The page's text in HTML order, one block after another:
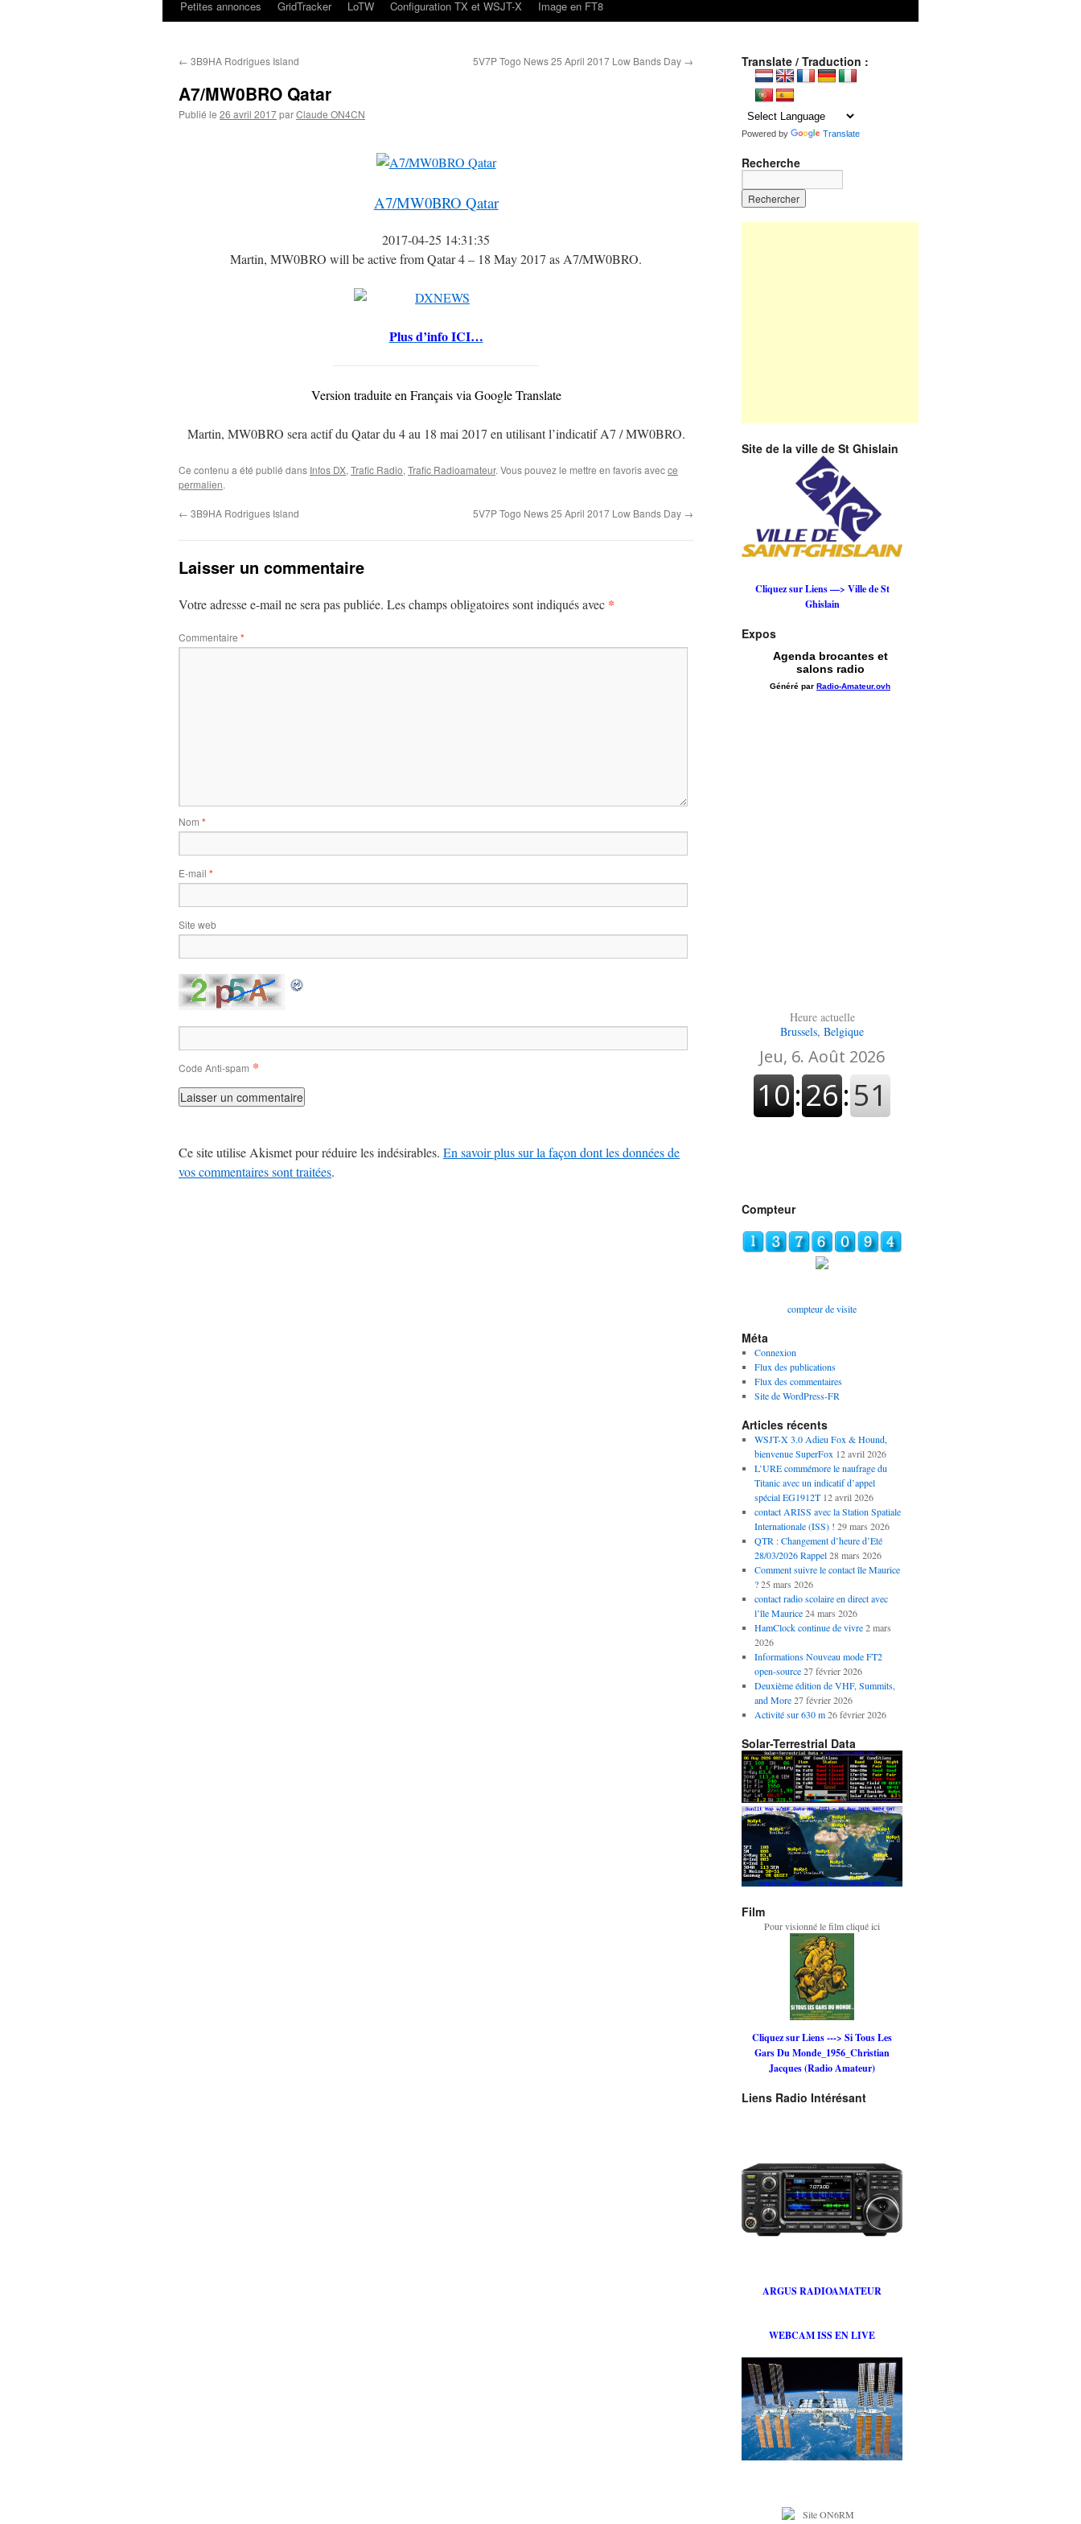
Petites annonces
GridTracker LoTW Configuration TX et WSJT-X Image en FT8
← 3B9HA Rodrigues Island 5V7P Togo News 25 April 2017 Low Bands Day →
A7/MW0BRO Qatar
Publié le 26 avril 2017parClaude ON4CN
A7/MW0BRO Qatar
2017-04-25 14:31:35
Martin, MW0BRO will be active from Qatar 4 – 18 May 2017 as A7/MW0BRO.
Plus d’info ICI…
Version traduite en Français via Google Translate
Martin, MW0BRO sera actif du Qatar du 4 au 18 mai 2017 en utilisant l’indicatif A7 / MW0BRO.
Ce contenu a été publié dans Infos DX, Trafic Radio, Trafic Radioamateur. Vous pouvez le mettre en favoris avecce
permalien.
← 3B9HA Rodrigues Island 5V7P Togo News 25 April 2017 Low Bands Day →
Laisser un commentaire
Votre adresse e-mail ne sera pas publiée. Les champs obligatoires sont indiqués avec *
Commentaire *
Nom *
E-mail *
Site web
Code Anti-spam *
Ce site utilise Akismet pour réduire les indésirables. En savoir plus sur la façon dont les données de
vos commentaires sont traitées.
Translate / Traduction :
Powered by Translate
Recherche
Site de la ville de St Ghislain
Cliquez sur Liens —> Ville de St
Ghislain
Expos
Heure actuelle
Brussels, Belgique
Compteur
compteur de visite
Méta
Connexion
Flux des publications
Flux des commentaires
Site de WordPress-FR
Articles récents
WSJT-X 3.0 Adieu Fox & Hound,
bienvenue SuperFox 12 avril 2026
L’URE commémore le naufrage du
Titanic avec un indicatif d’appel
spécial EG1912T 12 avril 2026
contact ARISS avec la Station Spatiale
Internationale (ISS) ! 29 mars 2026
QTR : Changement d’heure d’Eté
28/03/2026 Rappel 28 mars 2026
Comment suivre le contact île Maurice
? 25 mars 2026
contact radio scolaire en direct avec
l’île Maurice 24 mars 2026
HamClock continue de vivre 2 mars
2026
Informations Nouveau mode FT2
open-source 27 février 2026
Deuxième édition de VHF, Summits,
and More 27 février 2026
Activité sur 630 m 26 février 2026
Solar-Terrestrial Data
Film
Pour visionné le film cliqué ici
Cliquez sur Liens ---> Si Tous Les
Gars Du Monde_1956_Christian
Jacques (Radio Amateur)
Liens Radio Intérésant
ARGUS RADIOAMATEUR
WEBCAM ISS EN LIVE